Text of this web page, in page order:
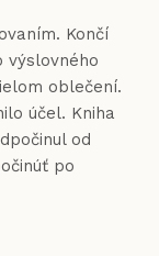
Končí
výslovného
oblečení.
účel. Kniha
od
po